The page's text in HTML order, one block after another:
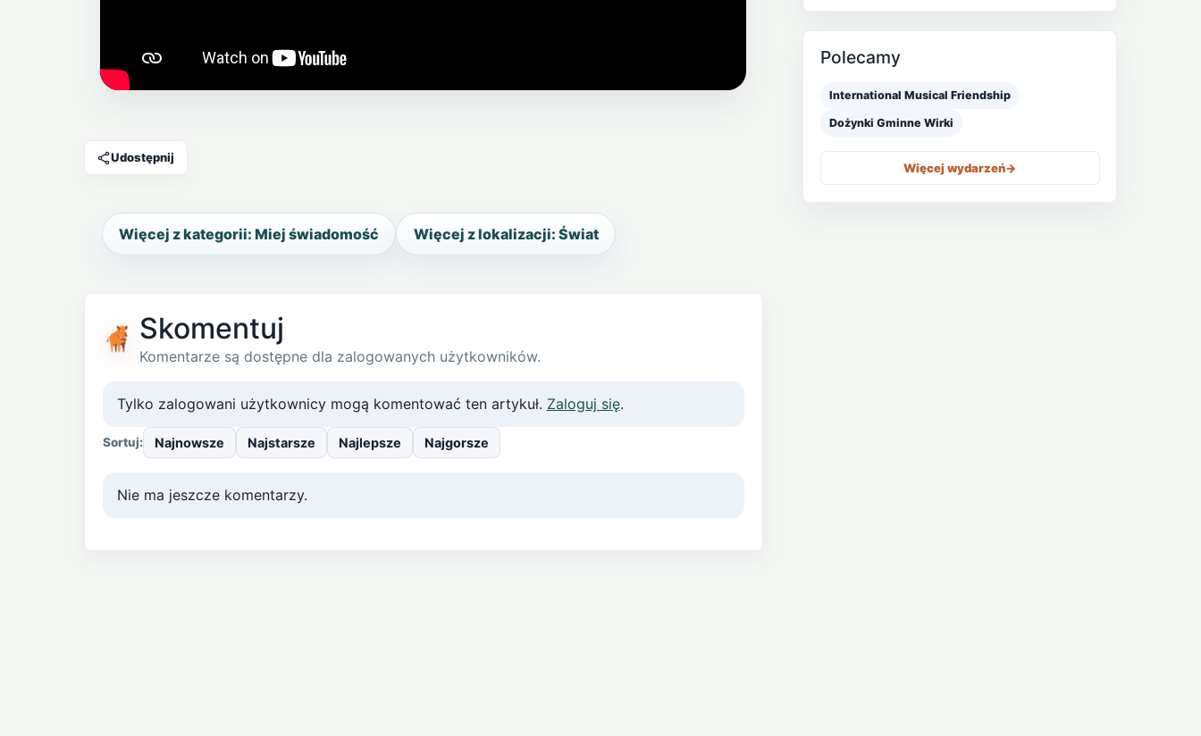
Udostępnij
Więcej z kategorii: Miej świadomość Więcej z lokalizacji: Świat
Skomentuj
Komentarze są dostępne dla zalogowanych użytkowników.
Tylko zalogowani użytkownicy mogą komentować ten artykuł. Zaloguj się.
Sortuj: Najnowsze Najstarsze Najlepsze Najgorsze
Nie ma jeszcze komentarzy.
Polecamy
International Musical Friendship
Dożynki Gminne Wirki
Więcej wydarzeń->